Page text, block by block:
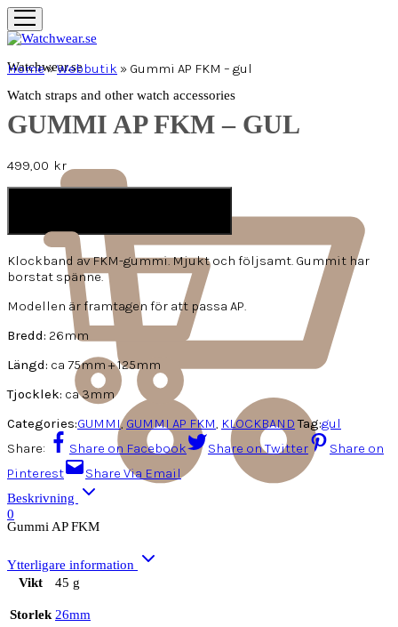
Watchwear.se
Watch straps and other watch accessories
0
Home»Webbutik » Gummi AP FKM – gul
GUMMI AP FKM – GUL
499,00 kr
Klockband av FKM-gummi. Mjukt och följsamt. Gummit har
borstat spänne.
Modellen är framtagen för att passa AP.
Bredd: 26mm
Längd: ca 75mm + 125mm
Tjocklek: ca 3mm
Categories:GUMMI,GUMMI AP FKM, KLOCKBAND Tag:gul
Share:
Share on Facebook Share on Twitter
Share on
Pinterest
Share Via Email
Beskrivning
Gummi AP FKM
Ytterligare information
Vikt
45 g
Storlek 26mm